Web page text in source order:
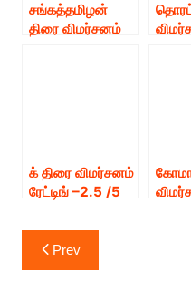
சங்கத்தமிழன்
திரை விமர்சனம்
க் திரை விமர்சனம்
ரேட்டிங் –2.5 /5
Post
navigation
Prev